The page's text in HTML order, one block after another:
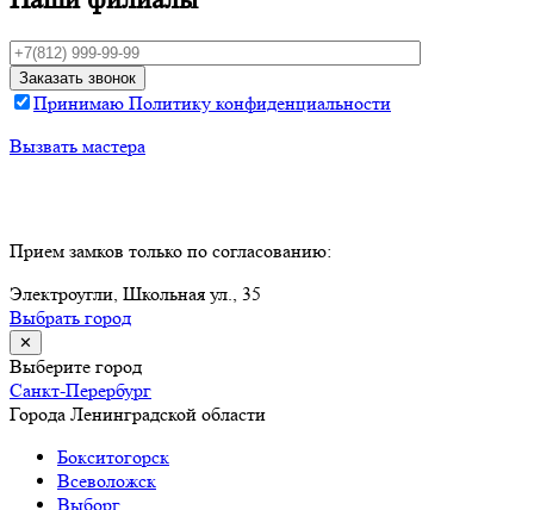
Принимаю Политику конфиденциальности
Вызвать мастера
Прием замков только по согласованию:
Электроугли, Школьная ул., 35
Выбрать город
✕
Выберите город
Санкт-Перербург
Города Ленинградской области
Бокситогорск
Всеволожск
Выборг